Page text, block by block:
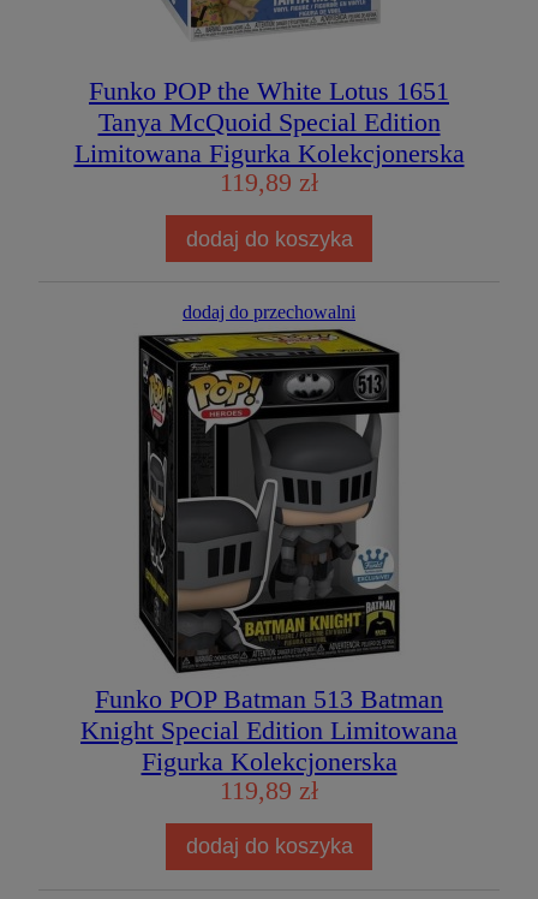
Funko POP the White Lotus 1651
Tanya McQuoid Special Edition
Limitowana Figurka Kolekcjonerska
119,89 zł
dodaj do koszyka
dodaj do przechowalni
Funko POP Batman 513 Batman
Knight Special Edition Limitowana
Figurka Kolekcjonerska
119,89 zł
dodaj do koszyka